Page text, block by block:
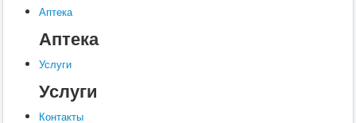
Аптека
Аптека
Услуги
Услуги
Контакты